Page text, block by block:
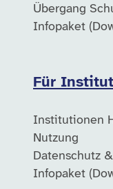
Übergang
Infopaket
Für
Institutionen
Nutzung
Datenschutz
Infopaket